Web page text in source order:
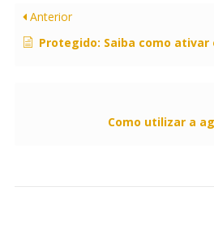
Anterior
Protegido: Saiba como ativar o Parâmetro que define se o cadastro do
Como utilizar a